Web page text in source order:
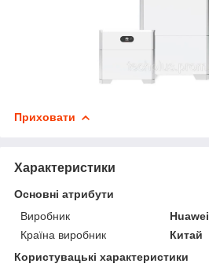
Приховати
Характеристики
Основні атрибути
Виробник
Huawei
Країна виробник
Китай
Користувацькі характеристики